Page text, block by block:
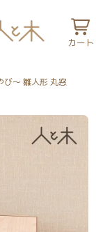
カート
び～ 雛人形 丸窓